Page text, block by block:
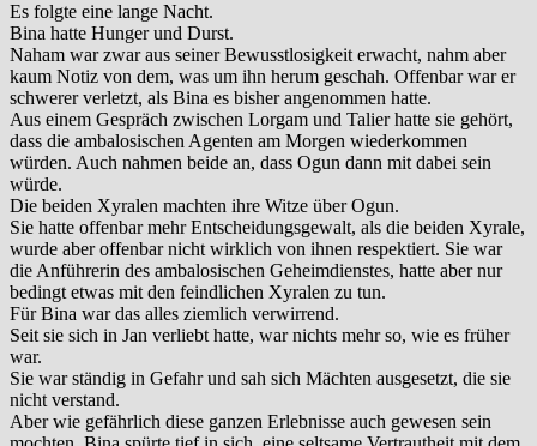
Es folgte eine lange Nacht.
Bina hatte Hunger und Durst.
Naham war zwar aus seiner Bewusstlosigkeit erwacht, nahm aber
kaum Notiz von dem, was um ihn herum geschah. Offenbar war er
schwerer verletzt, als Bina es bisher angenommen hatte.
Aus einem Gespräch zwischen Lorgam und Talier hatte sie gehört,
dass die ambalosischen Agenten am Morgen wiederkommen
würden. Auch nahmen beide an, dass Ogun dann mit dabei sein
würde.
Die beiden Xyralen machten ihre Witze über Ogun.
Sie hatte offenbar mehr Entscheidungsgewalt, als die beiden Xyrale,
wurde aber offenbar nicht wirklich von ihnen respektiert. Sie war
die Anführerin des ambalosischen Geheimdienstes, hatte aber nur
bedingt etwas mit den feindlichen Xyralen zu tun.
Für Bina war das alles ziemlich verwirrend.
Seit sie sich in Jan verliebt hatte, war nichts mehr so, wie es früher
war.
Sie war ständig in Gefahr und sah sich Mächten ausgesetzt, die sie
nicht verstand.
Aber wie gefährlich diese ganzen Erlebnisse auch gewesen sein